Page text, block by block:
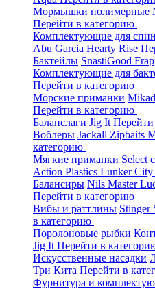
Мормышки полимерные
Перейти в категорию
Комплектующие для
Abu Garcia Hearty Rise
Бактейлы SnastiGood
Комплектующие для
Перейти в категорию
Морские приманки
Перейти в категорию
Баланслаги Jig It
Воблеры Jackall Zipbaits
категорию
Мягкие приманки Select
Action Plastics Lunker City
Балансиры Nils Master
Перейти в категорию
Вибы и раттлины Stinger
в категорию
Поролоновые рыбки
Jig It Перейти в
Искусственные насадки
Три Кита Перейти в
Фурнитура и